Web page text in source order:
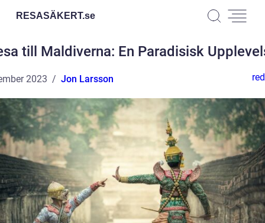
RESASÄKERT.se
till Maldiverna: En Paradisisk
2023 Jon Larsson